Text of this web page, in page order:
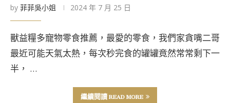
by 菲菲吳小姐 2024 年 7 月 25 日
獸益糧多寵物零食推薦，最愛的零食，我們家貪嘴二哥
最近可能天氣太熱，每次秒完食的罐罐竟然常常剩下一
半， …
繼續閱讀 READ MORE